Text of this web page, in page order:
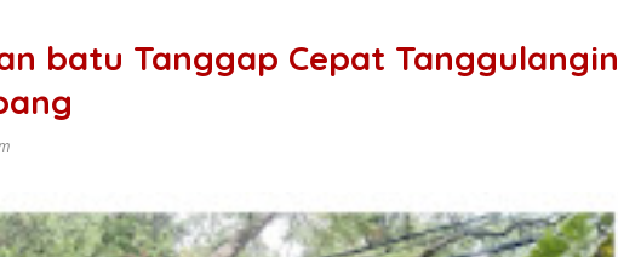
batu Tanggap Cepat Tanggulangin